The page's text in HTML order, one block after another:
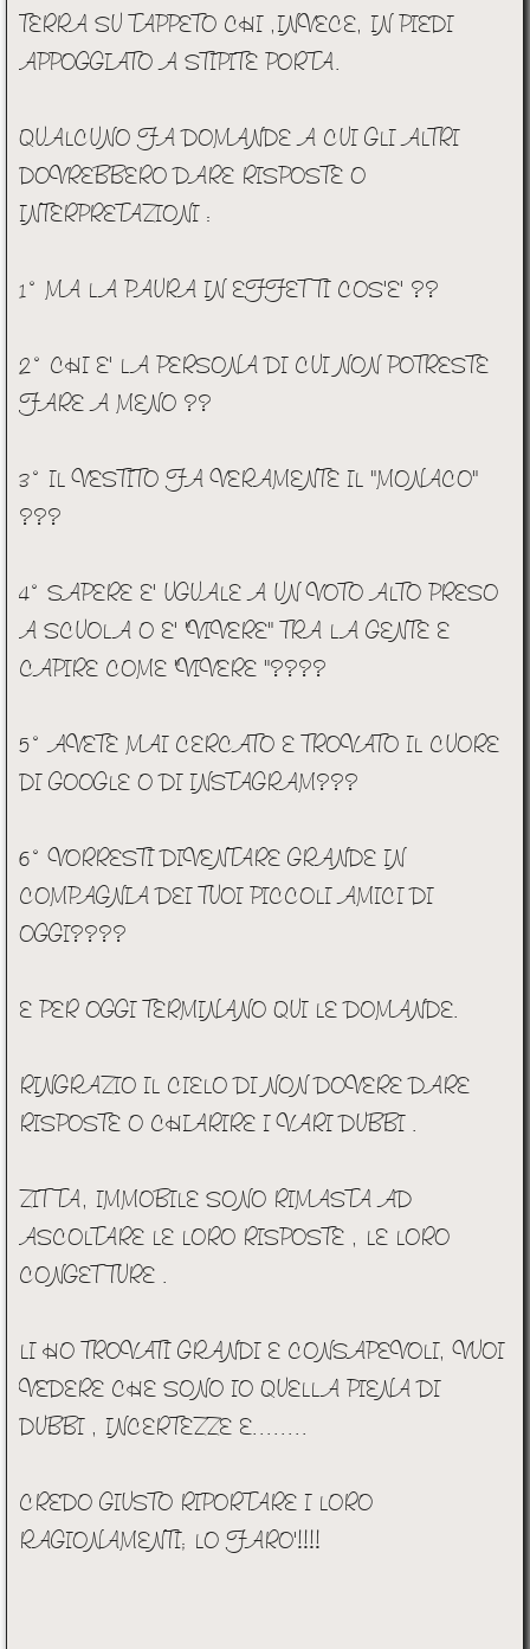
TERRA SU TAPPETO CHI ,INVECE, IN PIEDI
APPOGGIATO A STIPITE PORTA.
QUALCUNO FA DOMANDE A CUI GLI ALTRI
DOVREBBERO DARE RISPOSTE O
INTERPRETAZIONI :
1° MA LA PAURA IN EFFETTI COS'E' ??
2° CHI E' LA PERSONA DI CUI NON POTRESTE
FARE A MENO ??
3° IL VESTITO FA VERAMENTE IL "MONACO"
???
4° SAPERE E' UGUALE A UN VOTO ALTO PRESO
A SCUOLA O E' "VIVERE" TRA LA GENTE E
CAPIRE COME "VIVERE "????
5° AVETE MAI CERCATO E TROVATO IL CUORE
DI GOOGLE O DI INSTAGRAM???
6° VORRESTI DIVENTARE GRANDE IN
COMPAGNIA DEI TUOI PICCOLI AMICI DI
OGGI????
E PER OGGI TERMINANO QUI LE DOMANDE.
RINGRAZIO IL CIELO DI NON DOVERE DARE
RISPOSTE O CHIARIRE I VARI DUBBI .
ZITTA, IMMOBILE SONO RIMASTA AD
ASCOLTARE LE LORO RISPOSTE , LE LORO
CONGETTURE .
LI HO TROVATI GRANDI E CONSAPEVOLI, VUOI
VEDERE CHE SONO IO QUELLA PIENA DI
DUBBI , INCERTEZZE E........
CREDO GIUSTO RIPORTARE I LORO
RAGIONAMENTI; LO FARO'!!!!